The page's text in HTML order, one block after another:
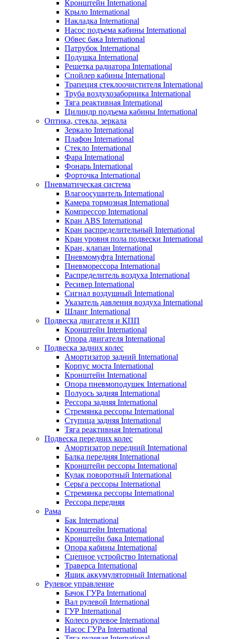
Кронштейн International
Крыло International
Накладка International
Насос подъема кабины International
Обвес бака International
Патрубок International
Подушка International
Решетка радиатора International
Спойлер кабины International
Трапеция стеклоочистителя International
Труба воздухозаборника International
Тяга реактивная International
Цилиндр подъема кабины International
Оптика, стекла, зеркала
Зеркало International
Плафон International
Стекло International
Фара International
Фонарь International
Форточка International
Пневматическая система
Влагоосушитель International
Камера тормозная International
Компрессор International
Кран ABS International
Кран распределительный International
Кран уровня пола подвески International
Кран, клапан International
Пневмомуфта International
Пневморессора International
Распределитель воздуха International
Ресивер International
Сигнал воздушный International
Указатель давления воздуха International
Шланг International
Подвеска двигателя и КПП
Кронштейн International
Опора двигателя International
Подвеска задних колес
Амортизатор задний International
Корпус моста International
Кронштейн International
Опора пневмоподушек International
Полуось задняя International
Рессора задняя International
Стремянка рессоры International
Ступица задняя International
Тяга реактивная International
Подвеска передних колес
Амортизатор передний International
Балка передняя International
Кронштейн рессоры International
Кулак поворотный International
Серьга рессоры International
Стремянка рессоры International
Рессора передняя
Рама
Бак International
Кронштейн International
Кронштейн бака International
Опора кабины International
Сцепное устройство International
Траверса International
Ящик аккумуляторный International
Рулевое управление
Бачок ГУРа International
Вал рулевой International
ГУР International
Колесо рулевое International
Насос ГУРа International